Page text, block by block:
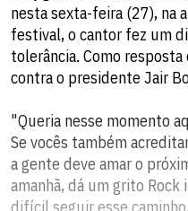
nesta sexta-feira (27), na
festival, o cantor fez um
tolerância. Como
contra o presidente Jair
"Queria nesse momento
Se vocês também
a gente deve amar o
amanhã, dá um grito Rock
difícil seguir esse